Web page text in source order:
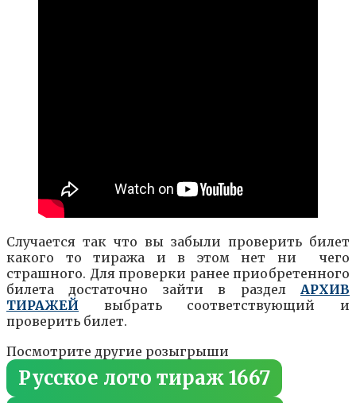
Случается так что вы забыли проверить билет
какого то тиража и в этом нет ни чего
страшного. Для проверки ранее приобретенного
билета достаточно зайти в раздел АРХИВ
ТИРАЖЕЙ выбрать соответствующий и
проверить билет.
Посмотрите другие розыгрыши
Русское лото тираж 1667